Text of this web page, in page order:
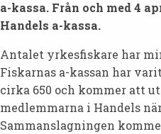
a-kassa. Från och med 4
Handels a-kassa.
Antalet yrkesfiskare har
Fiskarnas a-kassan har
cirka 650 och kommer att
medlemmarna i Handels
Sammanslagningen